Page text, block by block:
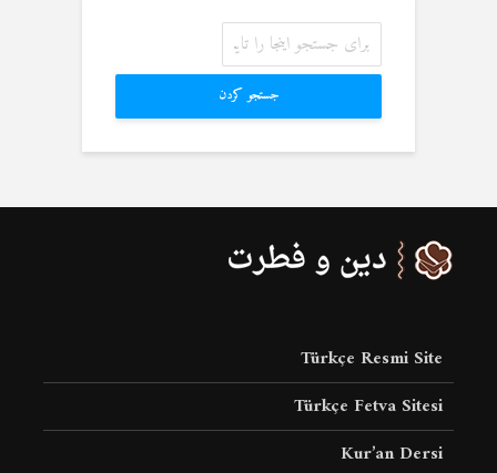
جستجو کردن
Türkçe Resmi Site
Türkçe Fetva Sitesi
Kur’an Dersi